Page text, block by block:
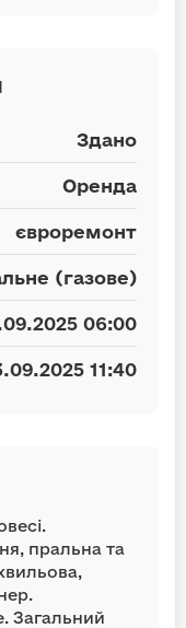
Здано
Оренда
євроремонт
(газове)
06:00
11:40
пральна та
Загальний